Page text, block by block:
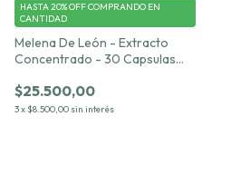
Melena De León - Extracto
Concentrado - 30 Capsulas
$25.500,00
3x $8.500,00 sin interés
HASTA 20% OFFCOMPRANDO EN
CANTIDAD